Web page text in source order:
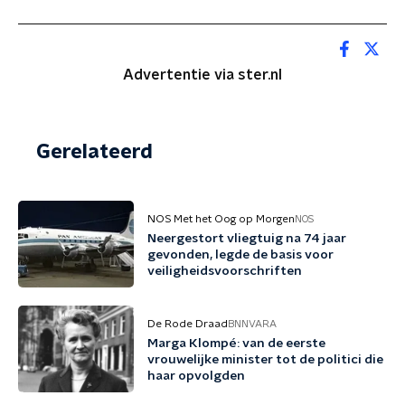
Advertentie via ster.nl
Gerelateerd
NOS Met het Oog op Morgen NOS
Neergestort vliegtuig na 74 jaar
gevonden, legde de basis voor
veiligheidsvoorschriften
De Rode Draad BNNVARA
Marga Klompé: van de eerste
vrouwelijke minister tot de politici die
haar opvolgden